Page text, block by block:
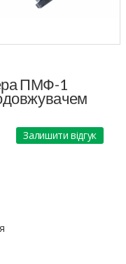
ПМФ-1
Залишити відгук